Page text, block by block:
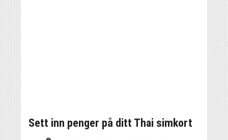
Sett inn penger på ditt Thai simkort